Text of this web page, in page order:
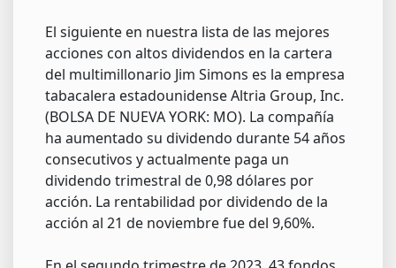
El siguiente en nuestra lista de las mejores
acciones con altos dividendos en la cartera
del multimillonario Jim Simons es la empresa
tabacalera estadounidense Altria Group, Inc.
(BOLSA DE NUEVA YORK: MO). La compañía
ha aumentado su dividendo durante 54 años
consecutivos y actualmente paga un
dividendo trimestral de 0,98 dólares por
acción. La rentabilidad por dividendo de la
acción al 21 de noviembre fue del 9,60%.